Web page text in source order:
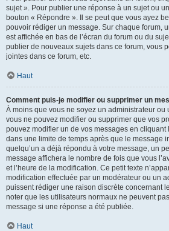
sujet ». Pour publier une réponse à un sujet ou
bouton « Répondre ». Il se peut que vous ayez
pouvoir rédiger un message. Sur chaque forum,
est affichée en bas de l’écran du forum ou du
publier de nouveaux sujets dans ce forum, vous
jointes dans ce forum, etc.
Haut
Comment puis-je modifier ou supprimer un
À moins que vous ne soyez un administrateur ou
vous ne pouvez modifier ou supprimer que vos
pouvez modifier un de vos messages en
dans une limite de temps après que le message
quelqu’un a déjà répondu à votre message, un
message affichera le nombre de fois que vous
et l’heure de la modification. Ce petit texte
modification effectuée par un modérateur ou un
puissent rédiger une raison discrète concernant
noter que les utilisateurs normaux ne peuvent
message si une réponse a été publiée.
Haut